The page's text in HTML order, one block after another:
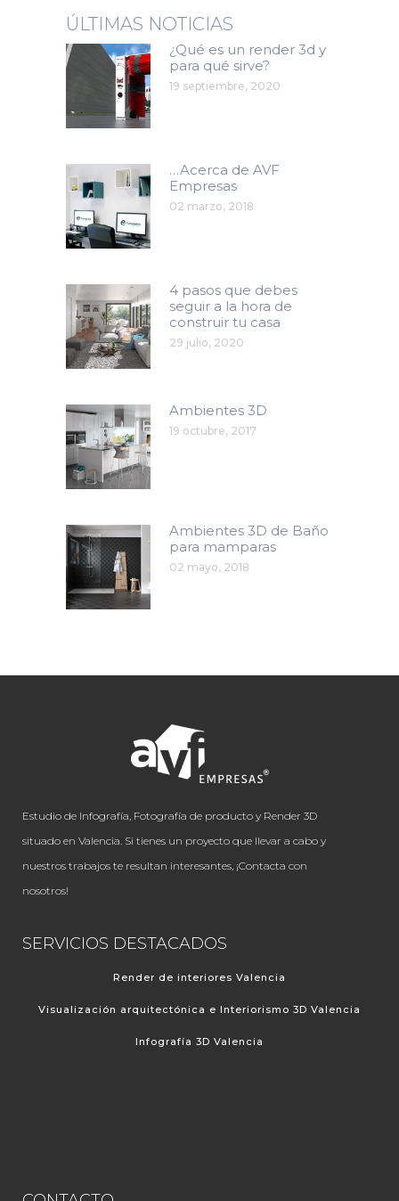
ÚLTIMAS NOTICIAS
¿Qué es un render 3d y
para qué sirve?
19 septiembre, 2020
…Acerca de AVF
Empresas
02 marzo, 2018
4 pasos que debes
seguir a la hora de
construir tu casa
29 julio, 2020
Ambientes 3D
19 octubre, 2017
Ambientes 3D de Baño
para mamparas
02 mayo, 2018
Estudio de Infografía, Fotografía de producto y Render 3D
situado en Valencia. Si tienes un proyecto que llevar a cabo y
nuestros trabajos te resultan interesantes, ¡Contacta con
nosotros!
SERVICIOS DESTACADOS
Render de interiores Valencia
Visualización arquitectónica e Interiorismo 3D Valencia
Infografía 3D Valencia